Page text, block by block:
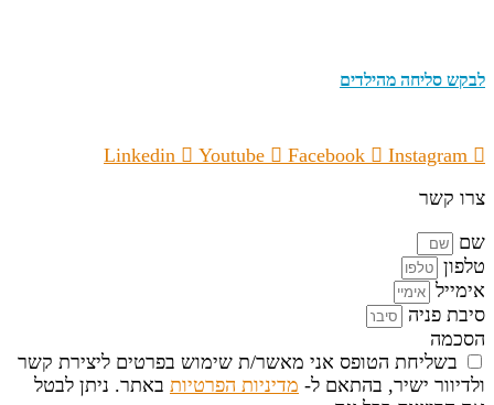
לבקש סליחה מהילדים
Linkedin Youtube Facebook
Instagram
צרו קשר
שם
טלפון
אימייל
סיבת פניה
הסכמה
בשליחת הטופס אני מאשר/ת שימוש בפרטים ליצירת קשר
ולדיוור ישיר, בהתאם ל- מדיניות הפרטיות באתר. ניתן לבטל